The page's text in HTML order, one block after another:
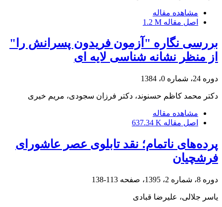
مشاهده مقاله
اصل مقاله 1.2 M
بررسی نگاره "آزمون فریدون پسرانش را"
از منظر نشانه شناسی لایه ای
دوره 24، شماره 0، 1384
دکتر محمد کاظم حسنوند، دکتر فرزان سجودی، مریم خیری
مشاهده مقاله
اصل مقاله 637.34 K
پرده‌های ناتمام؛ نقد تابلوی عصر عاشورای
فرشچیان
دوره 8، شماره 2، 1395، صفحه 113-138
یاسر جلالی، علیرضا قبادی